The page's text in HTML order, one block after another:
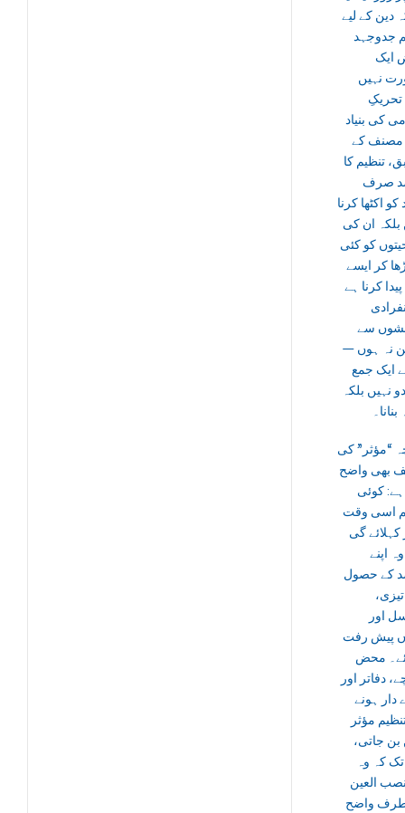
دین کے لیے
جدوجہد
ایک
نہیں
تحریکِ
کی بنیاد
مصنف کے
تنظیم کا
صرف
کو اکٹھا کرنا
بلکہ ان کی
کو کئی
کر ایسے
پیدا کرنا ہے
سے
نہ ہوں —
ایک جمع
نہیں بلکہ
“مؤثر” کی
بھی واضح
ہے: کوئی
اسی وقت
کہلائے گی
اپنے
کے حصول
اور
پیش رفت
محض
دفاتر اور
دار ہونے
مؤثر
بن جاتی،
کہ وہ
نصب العین
واضح